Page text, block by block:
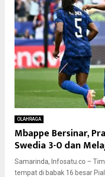
OLAHRAGA
Mbappe Bersinar,
Swedia 3-0 dan
Samarinda, Infosatu.co –
tempat di babak 16 besar